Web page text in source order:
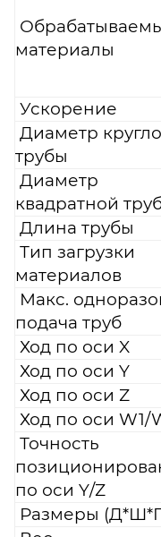
материалы
Ускорение
Диаметр
трубы
Диаметр
квадратной
Длина трубы
Тип загрузки
материалов
Макс.
подача труб
Ход по оси X
Ход по оси Y
Ход по оси Z
Ход по оси W1/
Точность
по оси Y/Z
Размеры